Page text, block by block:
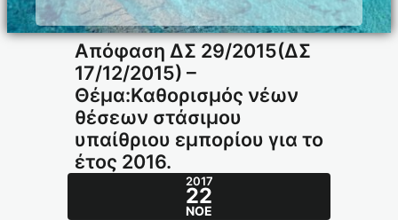
Απόφαση ΔΣ 29/2015(ΔΣ
17/12/2015) –
Θέμα:Καθορισμός νέων
θέσεων στάσιμου
υπαίθριου εμπορίου για το
έτος 2016.
2017
22
ΝΟΈ